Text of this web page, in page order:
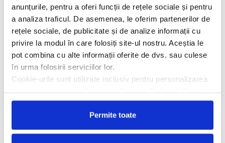
anunțurile, pentru a oferi funcții de rețele sociale și pentru
a analiza traficul. De asemenea, le oferim partenerilor de
rețele sociale, de publicitate și de analize informații cu
privire la modul în care folosiți site-ul nostru. Aceștia le
pot combina cu alte informații oferite de dvs. sau culese
în urma folosirii serviciilor lor.
Cookie-urile sunt utilizate inclusiv pentru personalizarea
Permite toate
Alte informatii